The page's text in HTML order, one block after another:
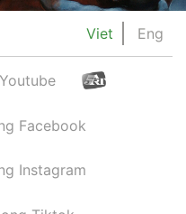
Viet Eng